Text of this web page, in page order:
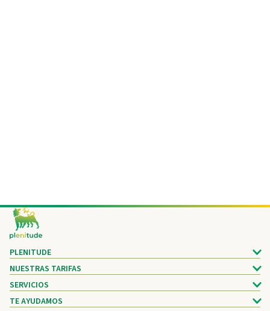
Footer
PLENITUDE
NUESTRAS TARIFAS
SERVICIOS
TE AYUDAMOS